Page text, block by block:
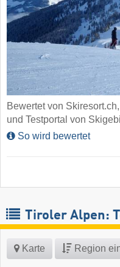
Bewertet von
und Testportal von
So wird bewertet
Tiroler Alpen:
Karte Region